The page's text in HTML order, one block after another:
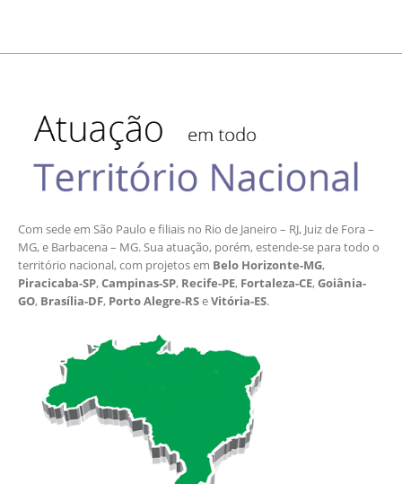
Com sede em São Paulo e filiais no Rio de Janeiro – RJ, Juiz de Fora –
MG, e Barbacena – MG. Sua atuação, porém, estende-se para todo o
território nacional, com projetos em Belo Horizonte-MG,
Piracicaba-SP,Campinas-SP, Recife-PE, Fortaleza-CE,Goiânia-
GO, Brasília-DF, Porto Alegre-RSeVitória-ES.